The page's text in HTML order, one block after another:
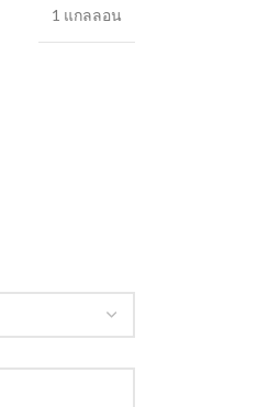
1 แกลลอน